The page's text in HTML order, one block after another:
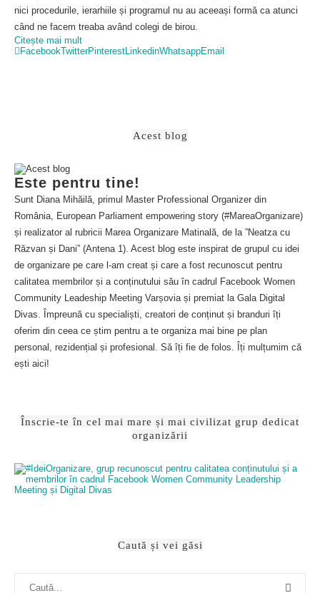
nici procedurile, ierarhiile și programul nu au aceeași formă ca atunci
când ne facem treaba având colegi de birou.
Citește mai mult
FacebookTwitterPinterestLinkedinWhatsappEmail
Acest blog
Este pentru tine!
Sunt Diana Mihăilă, primul Master Professional Organizer din
România, European Parliament empowering story (#MareaOrganizare)
și realizator al rubricii Marea Organizare Matinală, de la ”Neatza cu
Răzvan și Dani” (Antena 1). Acest blog este inspirat de grupul cu idei
de organizare pe care l-am creat și care a fost recunoscut pentru
calitatea membrilor și a conținutului său în cadrul Facebook Women
Community Leadeship Meeting Varșovia și premiat la Gala Digital
Divas. Împreună cu specialiști, creatori de conținut și branduri îți
oferim din ceea ce știm pentru a te organiza mai bine pe plan
personal, rezidențial și profesional. Să îți fie de folos. Îți mulțumim că
ești aici!
Înscrie-te în cel mai mare și mai civilizat grup dedicat
organizării
Caută și vei găsi